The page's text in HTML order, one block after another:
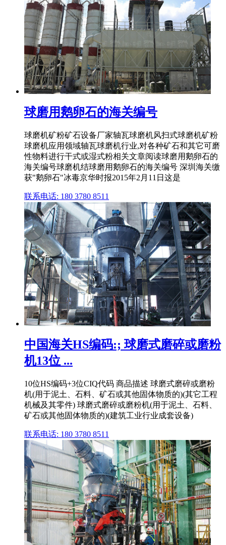
球磨用鹅卵石的海关编号
球磨机矿粉矿石设备厂家轴瓦球磨机风扫式球磨机矿粉
球磨机应用领域轴瓦球磨机行业,对各种矿石和其它可磨
性物料进行干式或湿式粉相关文章阅读球磨用鹅卵石的
海关编号球磨机结球磨用鹅卵石的海关编号 深圳海关缴
获"鹅卵石"冰毒京华时报2015年2月11日这是
联系电话: 180 3780 8511
中国海关HS编码:; 球磨式磨碎或磨粉
机13位 ...
10位HS编码+3位CIQ代码 商品描述 球磨式磨碎或磨粉
机(用于泥土、石料、矿石或其他固体物质的)(其它工程
机械及其零件) 球磨式磨碎或磨粉机(用于泥土、石料、
矿石或其他固体物质的)(建筑工业行业成套设备)
联系电话: 180 3780 8511